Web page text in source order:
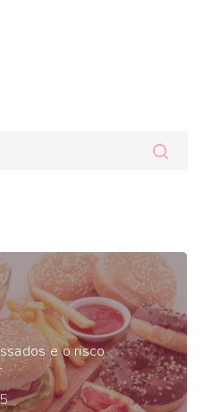
e o risco